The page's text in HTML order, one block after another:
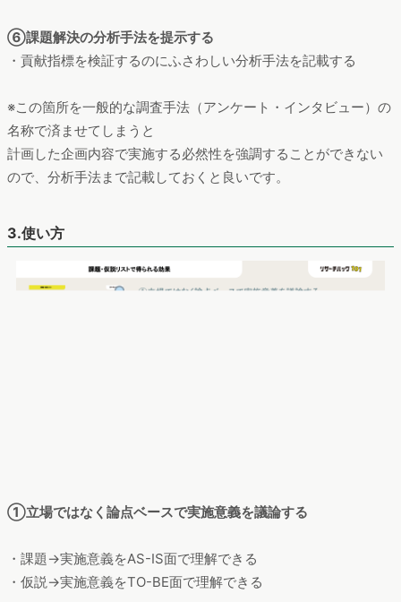
⑥課題解決の分析手法を提示する
・貢献指標を検証するのにふさわしい分析手法を記載する
※この箇所を一般的な調査手法（アンケート・インタビュー）の
名称で済ませてしまうと
計画した企画内容で実施する必然性を強調することができない
ので、分析手法まで記載しておくと良いです。
3.使い方
①立場ではなく論点ベースで実施意義を議論する
・課題→実施意義をAS-IS面で理解できる
・仮説→実施意義をTO-BE面で理解できる